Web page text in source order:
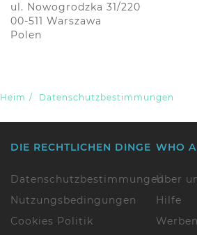
ul. Nowogrodzka 31/220
00-511 Warszawa
Polen
Heim / Datenschutzbestimmungen
DIE RECHTLICHEN DINGE
Datenschutzbestimmungen
Nutzungsbedingungen
Cookies Politik
WHO
Über
Hilfe